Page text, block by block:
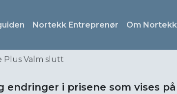
Nortekk Entreprenør Om Nortekk
Plus Valm slutt
i prisene som vises på